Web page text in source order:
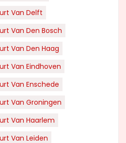
Van Delft
Van Den Bosch
Van Den Haag
Van Eindhoven
Van Enschede
Van Groningen
Van Haarlem
Van Leiden